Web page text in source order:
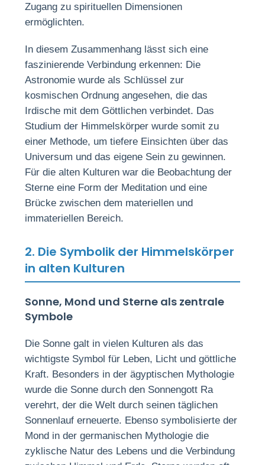
Zugang zu spirituellen Dimensionen
ermöglichten.
In diesem Zusammenhang lässt sich eine
faszinierende Verbindung erkennen: Die
Astronomie wurde als Schlüssel zur
kosmischen Ordnung angesehen, die das
Irdische mit dem Göttlichen verbindet. Das
Studium der Himmelskörper wurde somit zu
einer Methode, um tiefere Einsichten über das
Universum und das eigene Sein zu gewinnen.
Für die alten Kulturen war die Beobachtung der
Sterne eine Form der Meditation und eine
Brücke zwischen dem materiellen und
immateriellen Bereich.
2. Die Symbolik der Himmelskörper
in alten Kulturen
Sonne, Mond und Sterne als zentrale
Symbole
Die Sonne galt in vielen Kulturen als das
wichtigste Symbol für Leben, Licht und göttliche
Kraft. Besonders in der ägyptischen Mythologie
wurde die Sonne durch den Sonnengott Ra
verehrt, der die Welt durch seinen täglichen
Sonnenlauf erneuerte. Ebenso symbolisierte der
Mond in der germanischen Mythologie die
zyklische Natur des Lebens und die Verbindung